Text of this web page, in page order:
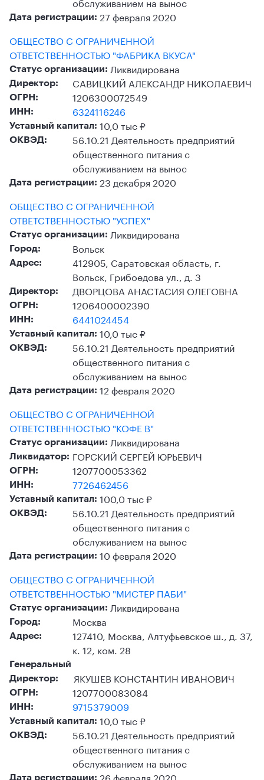
Дата регистрации: 27 февраля 2020
ОБЩЕСТВО С ОГРАНИЧЕННОЙ
ОТВЕТСТВЕННОСТЬЮ "ФАБРИКА ВКУСА"
Статус организации: Ликвидирована
Директор: САВИЦКИЙ АЛЕКСАНДР НИКОЛАЕВИЧ
ОГРН: 1206300072549
ИНН: 6324116246
Уставный капитал: 10,0 тыс ₽
ОКВЭД:
56.10.21 Деятельность предприятий
общественного питания с
обслуживанием на вынос
Дата регистрации: 23 декабря 2020
ОБЩЕСТВО С ОГРАНИЧЕННОЙ
ОТВЕТСТВЕННОСТЬЮ "УСПЕХ"
Статус организации: Ликвидирована
Город: Вольск
Адрес:
412905, Саратовская область, г.
Вольск, Грибоедова ул., д. 3
Директор: ДВОРЦОВА АНАСТАСИЯ ОЛЕГОВНА
ОГРН: 1206400002390
ИНН: 6441024454
Уставный капитал: 10,0 тыс ₽
ОКВЭД:
56.10.21 Деятельность предприятий
общественного питания с
обслуживанием на вынос
Дата регистрации: 12 февраля 2020
ОБЩЕСТВО С ОГРАНИЧЕННОЙ
ОТВЕТСТВЕННОСТЬЮ "КОФЕ В"
Статус организации: Ликвидирована
Ликвидатор: ГОРСКИЙ СЕРГЕЙ ЮРЬЕВИЧ
ОГРН: 1207700053362
ИНН: 7726462456
Уставный капитал: 100,0 тыс ₽
ОКВЭД:
56.10.21 Деятельность предприятий
общественного питания с
обслуживанием на вынос
Дата регистрации: 10 февраля 2020
ОБЩЕСТВО С ОГРАНИЧЕННОЙ
ОТВЕТСТВЕННОСТЬЮ "МИСТЕР ПАБИ"
Статус организации: Ликвидирована
Город: Москва
Адрес:
127410, Москва, Алтуфьевское ш., д. 37,
к. 12, ком. 28
Генеральный
Директор:
ЯКУШЕВ КОНСТАНТИН ИВАНОВИЧ
ОГРН: 1207700083084
ИНН: 9715379009
Уставный капитал: 10,0 тыс ₽
ОКВЭД:
56.10.21 Деятельность предприятий
общественного питания с
обслуживанием на вынос
Дата регистрации: 26 февраля 2020